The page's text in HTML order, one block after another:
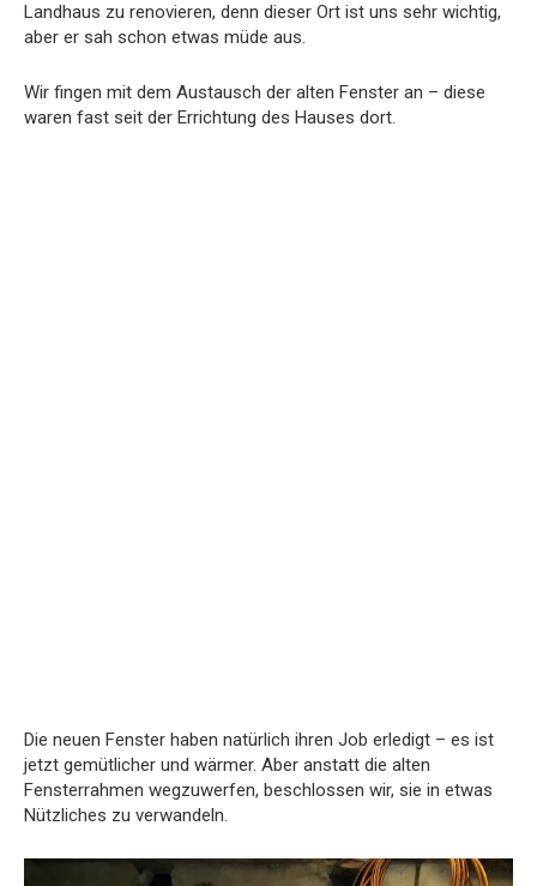
Landhaus zu renovieren, denn dieser Ort ist uns sehr wichtig,
aber er sah schon etwas müde aus.
Wir fingen mit dem Austausch der alten Fenster an – diese
waren fast seit der Errichtung des Hauses dort.
Die neuen Fenster haben natürlich ihren Job erledigt – es ist
jetzt gemütlicher und wärmer. Aber anstatt die alten
Fensterrahmen wegzuwerfen, beschlossen wir, sie in etwas
Nützliches zu verwandeln.